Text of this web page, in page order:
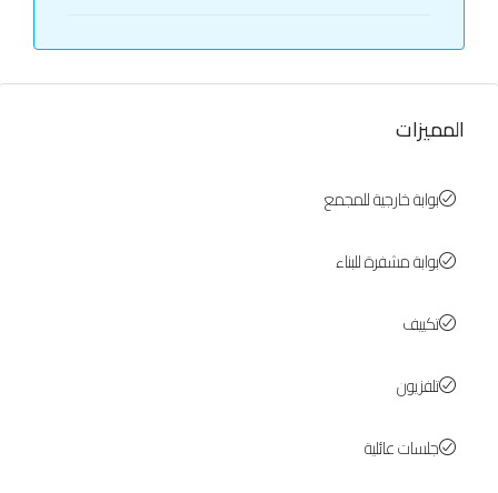
المميزات
بوابة خارجية للمجمع
بوابة مشفرة للبناء
تكييف
تلفزيون
جلسات عائلية